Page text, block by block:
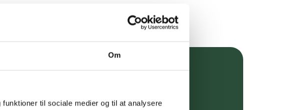
Om
til sociale medier og til at analysere